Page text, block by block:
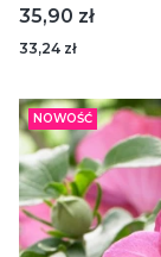
Cena
35,90 zł
33,24 zł
NOWOŚĆ